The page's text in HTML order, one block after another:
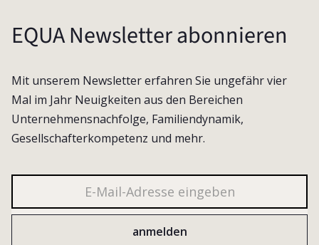
EQUA Newsletter abonnieren
Mit unserem Newsletter erfahren Sie ungefähr vier
Mal im Jahr Neuigkeiten aus den Bereichen
Unternehmensnachfolge, Familiendynamik,
Gesellschafterkompetenz und mehr.